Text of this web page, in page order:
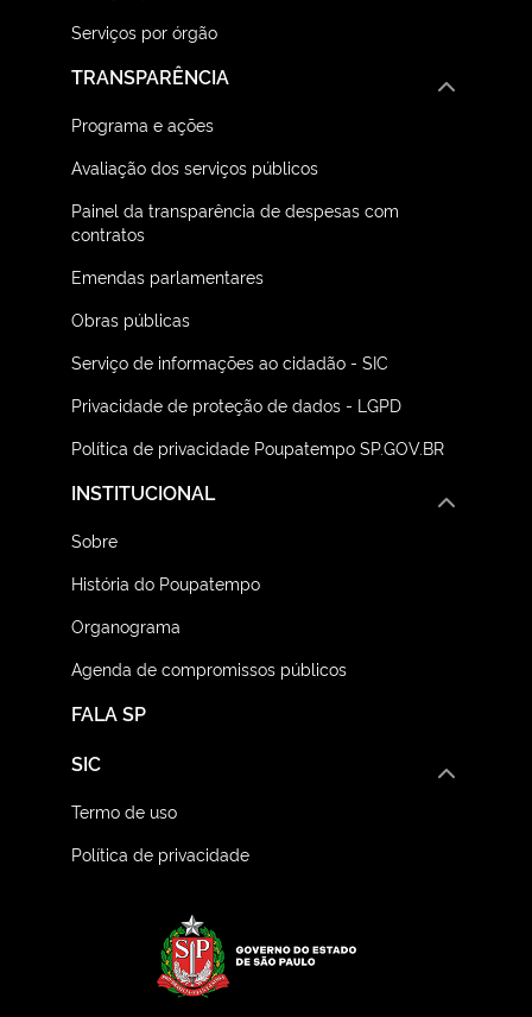
Serviços por órgão
TRANSPARÊNCIA
Programa e ações
Avaliação dos serviços públicos
Painel da transparência de despesas com
contratos
Emendas parlamentares
Obras públicas
Serviço de informações ao cidadão - SIC
Privacidade de proteção de dados - LGPD
Política de privacidade Poupatempo SP.GOV.BR
FALA SP
INSTITUCIONAL
Sobre
História do Poupatempo
Organograma
Agenda de compromissos públicos
SIC
Termo de uso
Política de privacidade